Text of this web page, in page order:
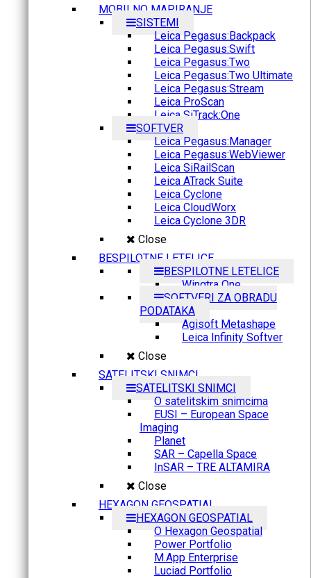
MOBILNO MAPIRANJE
SISTEMI
Leica Pegasus:Backpack
Leica Pegasus:Swift
Leica Pegasus:Two
Leica Pegasus:Two Ultimate
Leica Pegasus:Stream
Leica ProScan
Leica SiTrack:One
SOFTVER
Leica Pegasus:Manager
Leica Pegasus:WebViewer
Leica SiRailScan
Leica ATrack Suite
Leica Cyclone
Leica CloudWorx
Leica Cyclone 3DR
Close
BESPILOTNE LETELICE
BESPILOTNE LETELICE
Wingtra One
SOFTVERI ZA OBRADU
PODATAKA
Agisoft Metashape
Leica Infinity Softver
Close
SATELITSKI SNIMCI
SATELITSKI SNIMCI
O satelitskim snimcima
EUSI – European Space
Imaging
Planet
SAR – Capella Space
InSAR – TRE ALTAMIRA
Close
HEXAGON GEOSPATIAL
HEXAGON GEOSPATIAL
O Hexagon Geospatial
Power Portfolio
M.App Enterprise
Luciad Portfolio